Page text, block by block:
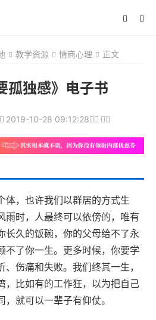
教学资源 情商心理 正文
孤独感》电子书
2019-10-28 09:12:28
体，也许我们以群居的方式生
雨时，人最终可以依傍的，唯有
长久的饭碗，你的父母给不了永
不了你一生。更多时候，你要学
伤痛和失败。我们终其一生，
，比如有的工作狂，以为把自己
就可以一辈子有仰仗。